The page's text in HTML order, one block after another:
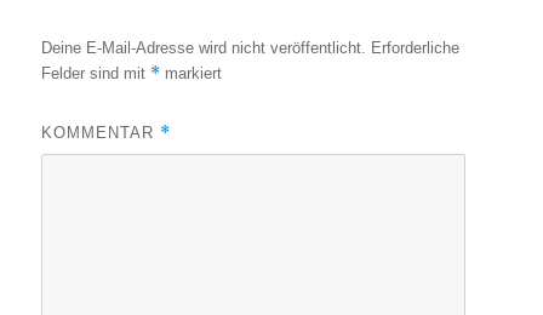
Deine E-Mail-Adresse wird nicht veröffentlicht.
Erforderliche
Felder sind mit * markiert
KOMMENTAR *